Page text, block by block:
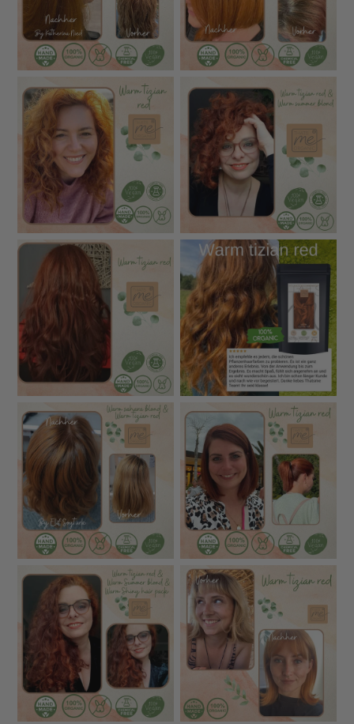
Pflanzenhaarfarbe anders
MERKMAL
UNSERE
PFLANZENHAARFARBE
OFT BEI
Ultra-fein, puderartig →
gleichmäßige Farbabdeckung
Oft grob
→
Zutatenqualität 100 % Bio-zertifiziert
Teilweise nicht
Sicherheitsprüfungen
Schwermetalle, Pestizide,
Mikrobiologie – alle Rohstoffe
getestet
Prüfungen
oder nicht
Farbstoffe
Keine künstlichen Pigmente,
keine synthetischen Farbgeber
chemische
enthalten
Vor-Vorbehandlung
Keine Vorpigmentierung nötig
– graues Haar wird direkt mit
Pflanzenfarbe abgedeckt
empfohlen bzw.
Allergen-Risiko
Keine Kräutermischungen mit
hohem Allergiepotenzial
Häufig
vieler Kräuter,
Allergierisiko
Herstellung &
Herkunft
In eigener Produktion in
Deutschland
Oft Herstellung
weniger
Herkunft
Zusatzstoffe keine
Teilweise
Duftstoffe oder
Stabilisatoren
fragwürdiger
Hinweis:Die dargestellten Farbbeispiele wurden
teilweise digital erstellt und dienen zur Orientierung,
wie die Farbe auf unterschiedlichen Naturhaartönen
wirken kann. Das tatsächliche Farbergebnis kann je
nach Ausgangshaarfarbe, Haarstruktur und Einwirkzeit
variieren. Eine Pflanzenhaarfarbe wirkt immer
individuell und lässt die natürliche Melierung der
eigenen Haarfarbe bestehen. Zusätzlich findest du im
Shop rund 1.000 echte Vorher-Nachher-Beispiele von
Kundinnen, die ihre Haare mit unserer
Pflanzenhaarfarbe gefärbt haben.